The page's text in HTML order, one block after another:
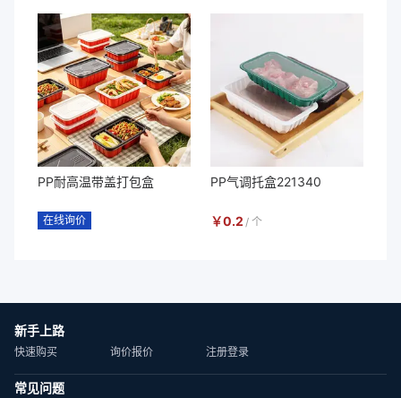
PP耐高温带盖打包盒
在线询价
PP气调托盒221340
￥0.2 / 个
新手上路
快速购买 询价报价 注册登录
常见问题